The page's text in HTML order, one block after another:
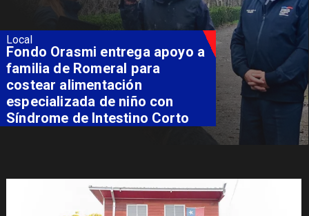
Local
Fondo Orasmi entrega apoyo a
familia de Romeral para
costear alimentación
especializada de niño con
Síndrome de Intestino Corto